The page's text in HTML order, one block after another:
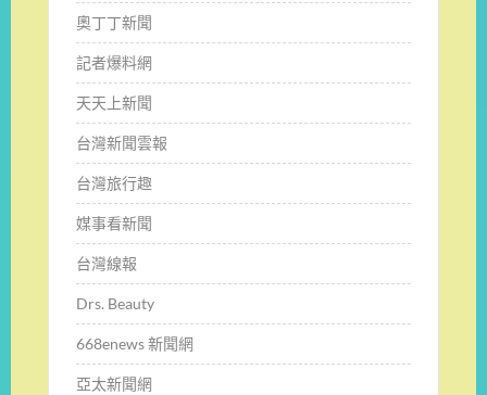
奧丁丁新聞
記者爆料網
天天上新聞
台灣新聞雲報
台灣旅行趣
媒事看新聞
台灣線報
Drs. Beauty
668enews 新聞網
亞太新聞網